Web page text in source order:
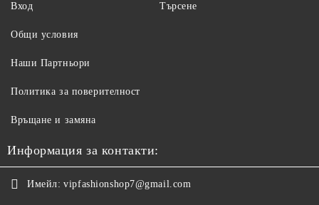
Вход Търсене
Общи условия
Наши Партньори
Политика за поверителност
Връщане и замяна
Информация за контакти:
Имейл: vipfashionshop7@gmail.com